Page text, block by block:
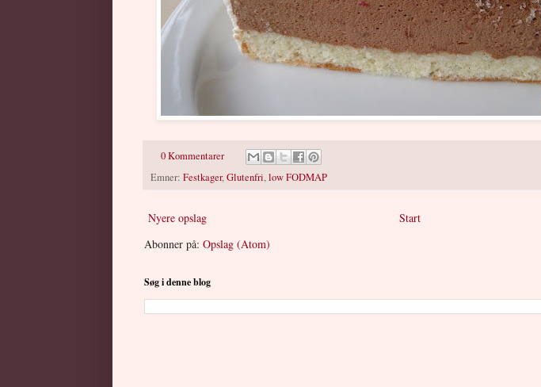
0 Kommentarer
Emner: Festkager,Glutenfri,low FODMAP
Nyere opslag
Start
Abonner på: Opslag (Atom)
Søg i denne blog